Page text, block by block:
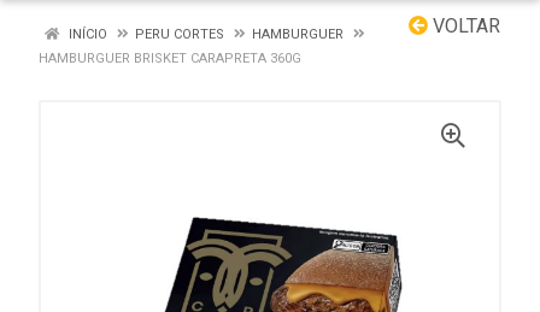
VOLTAR
INÍCIO PERU CORTES
HAMBURGUER
HAMBURGUER BRISKET CARAPRETA 360G